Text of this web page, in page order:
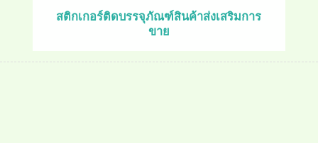
สติกเกอร์ติดบรรจุภัณฑ์สินค้าส่งเสริมการ
ขาย